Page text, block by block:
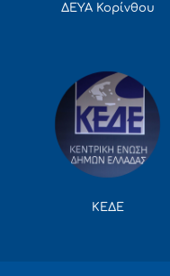
ΔΕΥΑ Κορίνθου
ΚΕΔΕ